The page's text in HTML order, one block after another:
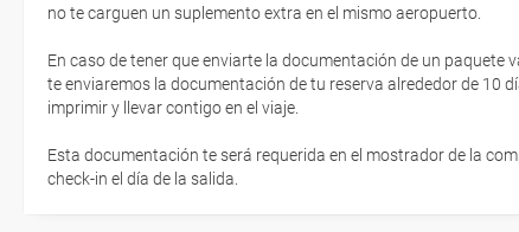
no te carguen un suplemento extra en el mismo aeropuerto.
En caso de tener que enviarte la documentación de un paquete
te enviaremos la documentación de tu reserva alrededor de 10
imprimir y llevar contigo en el viaje.
Esta documentación te será requerida en el mostrador de la
check-in el día de la salida.